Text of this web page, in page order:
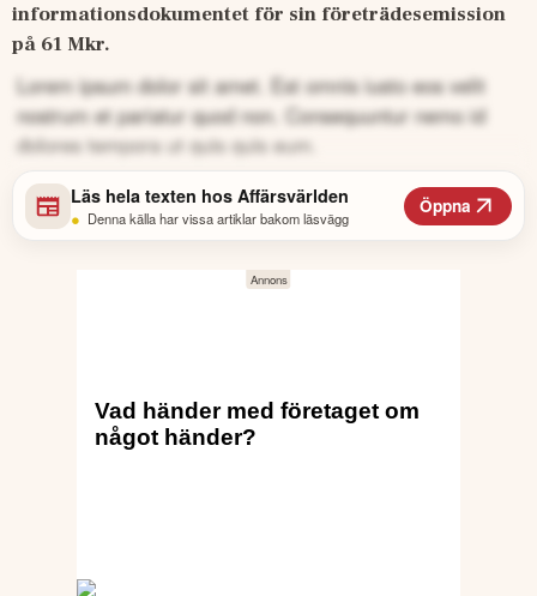
informationsdokumentet för sin företrädesemission
på 61 Mkr.
Lorem ipsum dolor sit amet. Est omnis iusto eos velit
nostrum et pariatur quod non. Consequuntur nemo id
dolores tempora ut quis quis eum.
Läs hela texten hos Affärsvärlden
• Denna källa har vissa artiklar bakom läsvägg
Öppna